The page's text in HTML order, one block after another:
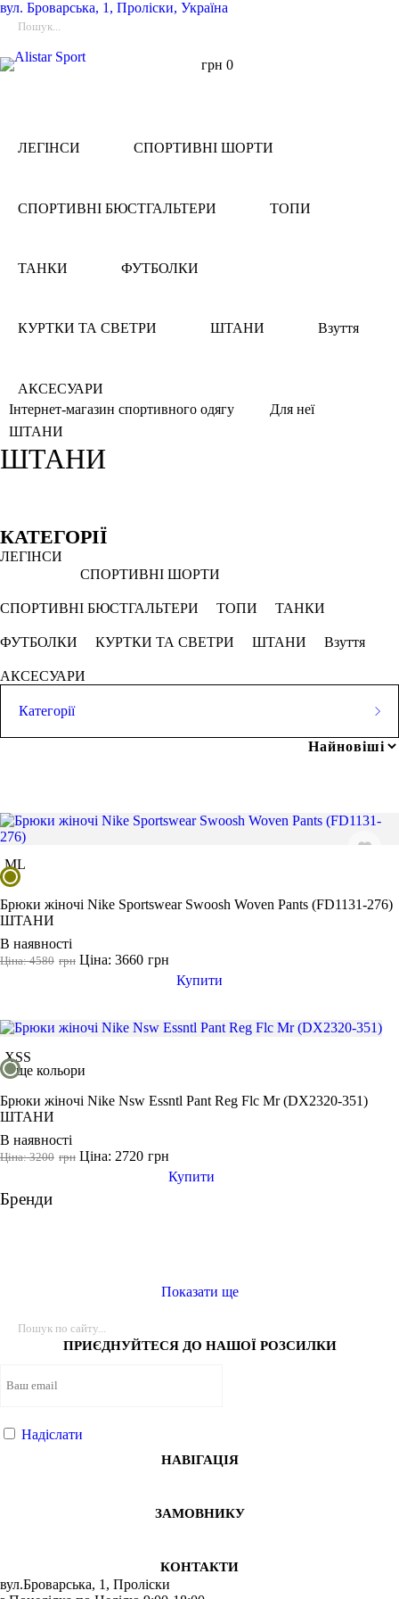
вул. Броварська, 1, Проліски, Україна
грн 0
ЛЕГІНСИ СПОРТИВНІ ШОРТИ
СПОРТИВНІ БЮСТГАЛЬТЕРИ ТОПИ
ТАНКИ ФУТБОЛКИ
КУРТКИ ТА СВЕТРИ ШТАНИ Взуття
АКСЕСУАРИ
Інтернет-магазин спортивного одягу
Для неї
ШТАНИ
ШТАНИ
Обрано
Кавун Оливковий
Хакі
СКАСОВУВАТИ ВСЕ
Розмір одягу
M
Колір
Показати більше
Розмір взуття
КАТЕГОРІЇ
ЛЕГІНСИ
СПОРТИВНІ ШОРТИ
СПОРТИВНІ БЮСТГАЛЬТЕРИ ТОПИ ТАНКИ
ФУТБОЛКИ КУРТКИ ТА СВЕТРИ ШТАНИ Взуття
АКСЕСУАРИ
Категорії
ФУТБОЛКИ КУРТКИ ТА СВЕТРИ ШТАНИ Взуття
АКСЕСУАРИ
ML
Брюки жіночі Nike Sportswear Swoosh Woven Pants (FD1131-276)
ШТАНИ
В наявності
грн
Ціна: 4580 грн
Ціна: 3660
Купити
XSS
ще кольори
Брюки жіночі Nike Nsw Essntl Pant Reg Flc Mr (DX2320-351)
ШТАНИ
В наявності
грн
Ціна: 3200 грн
Ціна: 2720
Купити
Бренди
Показати ще
ПРИЄДНУЙТЕСЯ ДО НАШОЇ РОЗСИЛКИ
Надіслати
НАВІГАЦІЯ
ЗАМОВНИКУ
КОНТАКТИ
вул.Броварська, 1, Проліски